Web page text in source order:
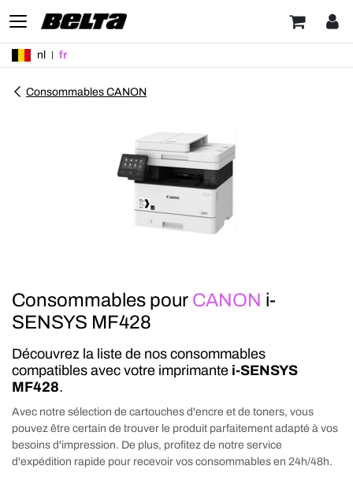
nl fr
Consommables CANON
Consommables pour CANON i-
SENSYS MF428
Découvrez la liste de nos consommables
compatibles avec votre imprimante i-SENSYS
MF428.
Avec notre sélection de cartouches d'encre et de toners, vous
pouvez être certain de trouver le produit parfaitement adapté à vos
besoins d'impression. De plus, profitez de notre service
d'expédition rapide pour recevoir vos consommables en 24h/48h.